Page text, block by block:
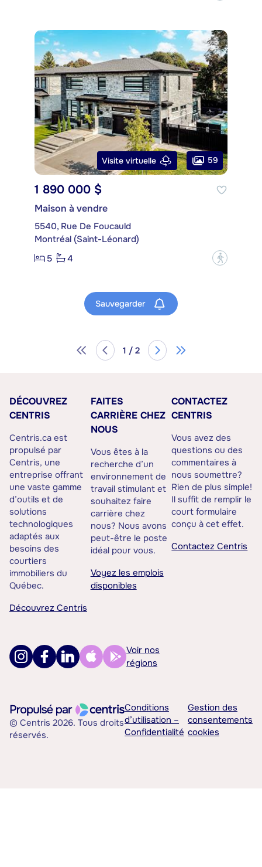
Visite virtuelle 59
1 890 000 $
Maison à vendre
5540, Rue De Foucauld
Montréal (Saint-Léonard)
5
4 ?
Sauvegarder
1 / 2
DÉCOUVREZ
CENTRIS
Centris.ca est
propulsé par
Centris, une
entreprise offrant
une vaste gamme
d’outils et de
solutions
technologiques
adaptés aux
besoins des
courtiers
immobiliers du
Québec.
Découvrez Centris
FAITES
CARRIÈRE CHEZ
NOUS
Vous êtes à la
recherche d’un
environnement de
travail stimulant et
souhaitez faire
carrière chez
nous? Nous avons
peut-être le poste
idéal pour vous.
Voyez les emplois
disponibles
CONTACTEZ
CENTRIS
Vous avez des
questions ou des
commentaires à
nous soumettre?
Rien de plus simple!
Il suffit de remplir le
court formulaire
conçu à cet effet.
Contactez Centris
Voir nos
régions
© Centris 2026. Tous droits
réservés.
Conditions
d’utilisation –
Confidentialité
Gestion des
consentements
cookies